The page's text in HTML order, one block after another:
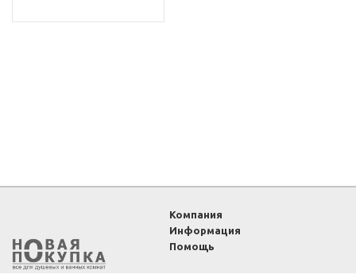
Компания
Информация
Помощь